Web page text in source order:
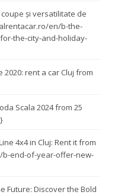
coupe și versatilitate de
en/b-the-
the-city-and-holiday-
2020: rent a car Cluj from
Scala 2024 from 25
4x4 in Cluj: Rent it from
end-of-year-offer-new-
Future: Discover the Bold